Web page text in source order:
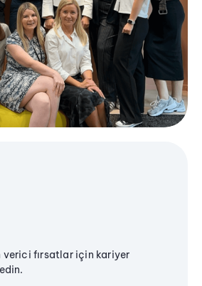
verici fırsatlar için kariyer